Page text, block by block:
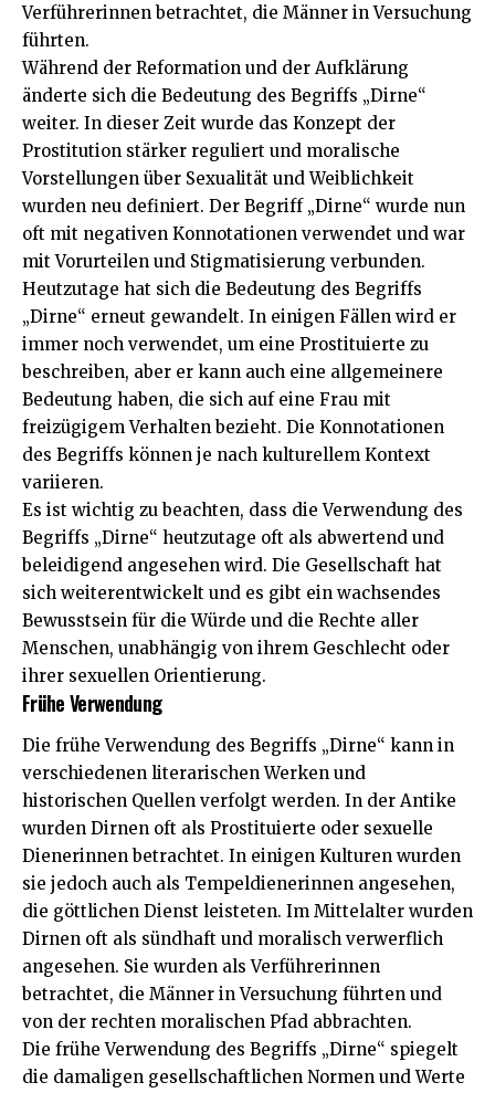
Verführerinnen betrachtet, die Männer in Versuchung
führten.
Während der Reformation und der Aufklärung
änderte sich die Bedeutung des Begriffs „Dirne“
weiter. In dieser Zeit wurde das Konzept der
Prostitution stärker reguliert und moralische
Vorstellungen über Sexualität und Weiblichkeit
wurden neu definiert. Der Begriff „Dirne“ wurde nun
oft mit negativen Konnotationen verwendet und war
mit Vorurteilen und Stigmatisierung verbunden.
Heutzutage hat sich die Bedeutung des Begriffs
„Dirne“ erneut gewandelt. In einigen Fällen wird er
immer noch verwendet, um eine Prostituierte zu
beschreiben, aber er kann auch eine allgemeinere
Bedeutung haben, die sich auf eine Frau mit
freizügigem Verhalten bezieht. Die Konnotationen
des Begriffs können je nach kulturellem Kontext
variieren.
Es ist wichtig zu beachten, dass die Verwendung des
Begriffs „Dirne“ heutzutage oft als abwertend und
beleidigend angesehen wird. Die Gesellschaft hat
sich weiterentwickelt und es gibt ein wachsendes
Bewusstsein für die Würde und die Rechte aller
Menschen, unabhängig von ihrem Geschlecht oder
ihrer sexuellen Orientierung.
Frühe Verwendung
Die frühe Verwendung des Begriffs „Dirne“ kann in
verschiedenen literarischen Werken und
historischen Quellen verfolgt werden. In der Antike
wurden Dirnen oft als Prostituierte oder sexuelle
Dienerinnen betrachtet. In einigen Kulturen wurden
sie jedoch auch als Tempeldienerinnen angesehen,
die göttlichen Dienst leisteten. Im Mittelalter wurden
Dirnen oft als sündhaft und moralisch verwerflich
angesehen. Sie wurden als Verführerinnen
betrachtet, die Männer in Versuchung führten und
von der rechten moralischen Pfad abbrachten.
Die frühe Verwendung des Begriffs „Dirne“ spiegelt
die damaligen gesellschaftlichen Normen und Werte